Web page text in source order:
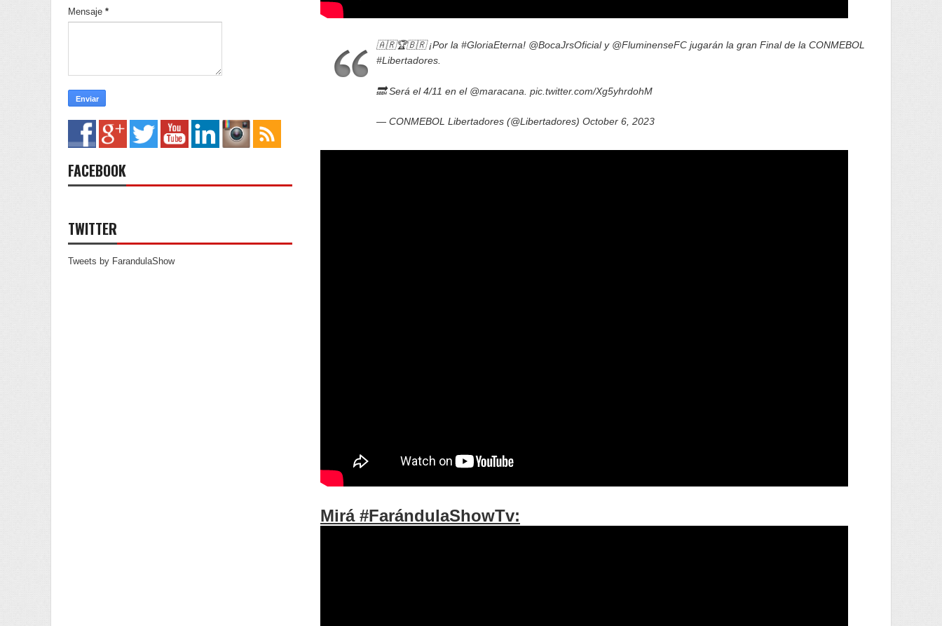
🇦🇷🏆🇧🇷 ¡Por la #GloriaEterna! @BocaJrsOficialy @FluminenseFC jugarán la gran Final de la CONMEBOL
#Libertadores
🔜 Será el 4/11 en el @maracana pic.twitter.com/Xg5yhrdohM
— CONMEBOL Libertadores (@Libertadores) October 6, 2023
Mirá #FarándulaShowTv:
Mensaje *
FACEBOOK
TWITTER
Tweets by FarandulaShow